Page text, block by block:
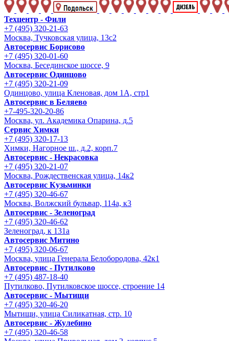
Техцентр - Фили
+7 (495) 320-21-63
Москва, Тучковская улица, 13с2
Автосервис Борисово
+7 (495) 320-01-60
Москва, Бесединское шоссе, 9
Автосервис Одинцово
+7 (495) 320-21-09
Одинцово, улица Кленовая, дом 1А, стр1
Автосервис в Беляево
+7-495-320-20-86
Москва, ул. Академика Опарина, д.5
Сервис Химки
+7 (495) 320-17-13
Химки, Нагорное ш., д.2, корп.7
Автосервис - Некрасовка
+7 (495) 320-21-07
Москва, Рождественская улица, 14к2
Автосервис Кузьминки
+7 (495) 320-46-67
Москва, Волжский бульвар, 114а, к3
Автосервис - Зеленоград
+7 (495) 320-46-62
Зеленоград, к 131а
Автосервис Митино
+7 (495) 320-06-67
Москва, улица Генерала Белобородова, 42к1
Автосервис - Путилково
+7 (495) 487-18-40
Путилково, Путилковское шоссе, строение 14
Автосервис - Мытищи
+7 (495) 320-46-20
Мытищи, улица Силикатная, стр. 10
Автосервис - Жулебино
+7 (495) 320-46-58